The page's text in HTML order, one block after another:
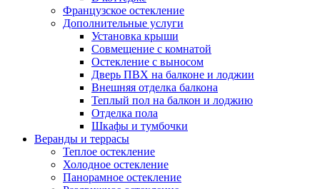
Французское остекление
Дополнительные услуги
Установка крыши
Совмещение с комнатой
Остекление с выносом
Дверь ПВХ на балконе и лоджии
Внешняя отделка балкона
Теплый пол на балкон и лоджию
Отделка пола
Шкафы и тумбочки
Веранды и террасы
Теплое остекление
Холодное остекление
Панорамное остекление